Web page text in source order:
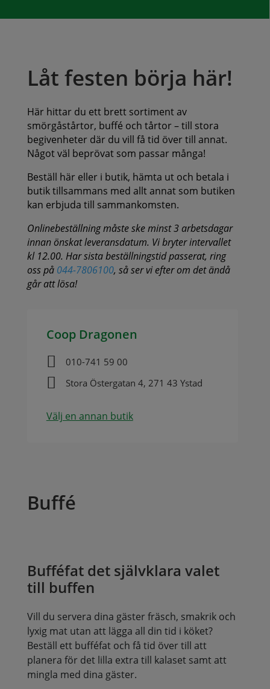
Låt festen börja här!
Här hittar du ett brett sortiment av
smörgåstårtor, buffé och tårtor – till stora
begivenheter där du vill få tid över till annat.
Något väl beprövat som passar många!
Beställ här eller i butik, hämta ut och betala i
butik tillsammans med allt annat som butiken
kan erbjuda till sammankomsten.
Onlinebeställning måste ske minst 3 arbetsdagar
innan önskat leveransdatum. Vi bryter intervallet
kl 12.00. Har sista beställningstid passerat, ring
oss på 044-7806100, så ser vi efter om det ändå
går att lösa!
Coop Dragonen
 010-741 59 00
 Stora Östergatan 4, 271 43 Ystad
Välj en annan butik
Buffé
Bufféfat det självklara valet
till buffen
Vill du servera dina gäster fräsch, smakrik och
lyxig mat utan att lägga all din tid i köket?
Beställ ett bufféfat och få tid över till att
planera för det lilla extra till kalaset samt att
mingla med dina gäster.